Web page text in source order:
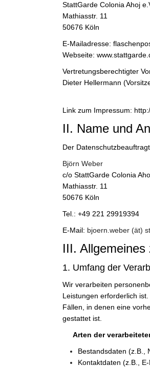
StattGarde Colonia Ahoj
Mathiasstr. 11
50676 Köln
E-Mailadresse:
Webseite:
Vertretungsberechtigter
Dieter Hellermann
Link zum Impressum:
II. Name und
Der
Björn Weber
c/o StattGarde Colonia
Mathiasstr. 11
50676 Köln
Tel.: +49 221 29919394
E-Mail: bjoern.weber (ät)
III.
1. Umfang der
Wir verarbeiten
Leistungen erforderlich
Fällen, in denen eine
gestattet ist.
Arten der
Bestandsdaten (z.B.,
Kontaktdaten (z.B.,